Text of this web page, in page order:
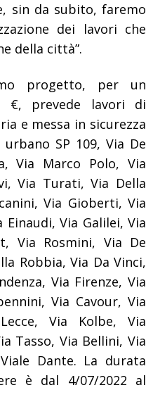
sin da subito, faremo
dei lavori che
della città”.
progetto, per un
€, prevede lavori di
e messa in sicurezza
SP 109, Via De
Via Marco Polo, Via
Via Turati, Via Della
Via Gioberti, Via
Einaudi, Via Galilei, Via
Via Rosmini, Via De
Robbia, Via Da Vinci,
Via Firenze, Via
Via Cavour, Via
Via Kolbe, Via
Tasso, Via Bellini, Via
Dante. La durata
è dal 4/07/2022 al